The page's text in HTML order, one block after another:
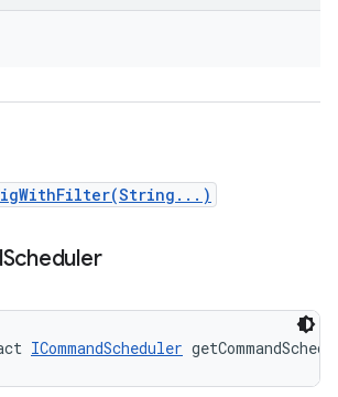
Scheduler
ICommandScheduler